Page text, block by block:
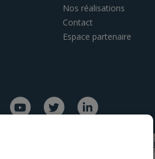
Nos réalisations
Contact
Espace partenaire